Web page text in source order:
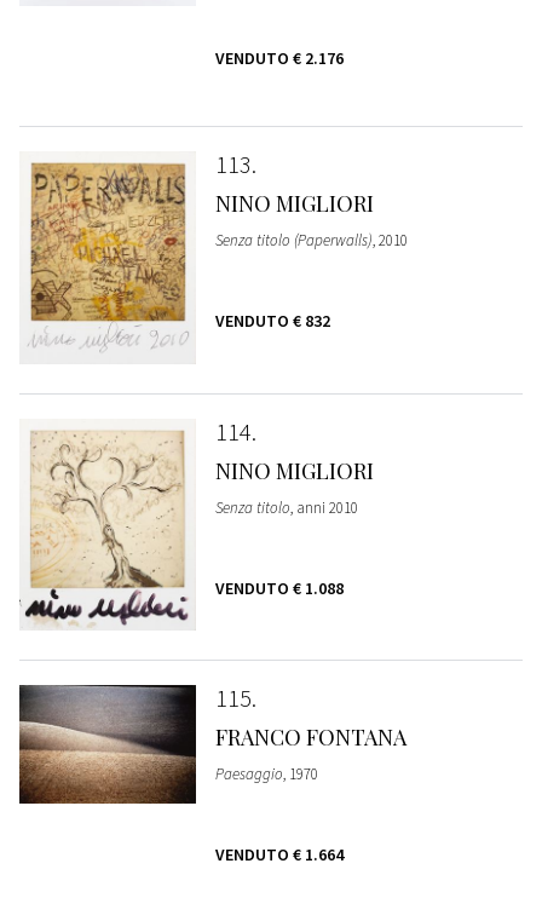
VENDUTO € 2.176
113
NINO MIGLIORI
Senza titolo (Paperwalls), 2010
VENDUTO € 832
114
NINO MIGLIORI
Senza titolo, anni 2010
VENDUTO € 1.088
115
FRANCO FONTANA
Paesaggio, 1970
VENDUTO € 1.664